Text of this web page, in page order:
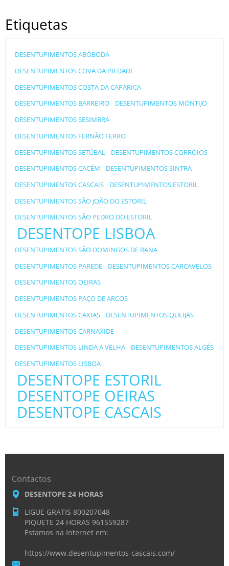
Etiquetas
DESENTUPIMENTOS ABÓBODA
DESENTUPIMENTOS COVA DA PIEDADE
DESENTUPIMENTOS COSTA DA CAPARICA
DESENTUPIMENTOS BARREIRO
DESENTUPIMENTOS MONTIJO
DESENTUPIMENTOS SESIMBRA
DESENTUPIMENTOS FERNÃO FERRO
DESENTUPIMENTOS SETÚBAL
DESENTUPIMENTOS CORROIOS
DESENTUPIMENTOS CACÉM
DESENTUPIMENTOS SINTRA
DESENTUPIMENTOS CASCAIS
DESENTUPIMENTOS ESTORIL
DESENTUPIMENTOS SÃO JOÃO DO ESTORIL
DESENTUPIMENTOS SÃO PEDRO DO ESTORIL
DESENTOPE LISBOA
DESENTUPIMENTOS SÃO DOMINGOS DE RANA
DESENTUPIMENTOS PAREDE
DESENTUPIMENTOS CARCAVELOS
DESENTUPIMENTOS OEIRAS
DESENTUPIMENTOS PAÇO DE ARCOS
DESENTUPIMENTOS CAXIAS
DESENTUPIMENTOS QUEIJAS
DESENTUPIMENTOS CARNAXIDE
DESENTUPIMENTOS LINDA A VELHA
DESENTUPIMENTOS ALGÉS
DESENTUPIMENTOS LISBOA
DESENTOPE ESTORIL
DESENTOPE OEIRAS
DESENTOPE CASCAIS
Contactos
DESENTOPE 24 HORAS
LIGUE GRATIS 800207048
PIQUETE 24 HORAS 961559287
Estamos na Internet em:
https://www.desentupimentos-cascais.com/